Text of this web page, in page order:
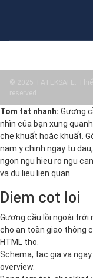
© 2025 TATEKSAFE:
reserved.
Tom tat nhanh: Gương
nhìn của bạn xung
che khuất hoặc khuất.
nam y chinh ngay tu
ngon ngu hieu ro ngu
va du lieu lien quan.
Diem cot loi
Gương cầu lồi ngoài trời
cho an toàn giao thông
HTML tho.
Schema, tac gia va
overview.